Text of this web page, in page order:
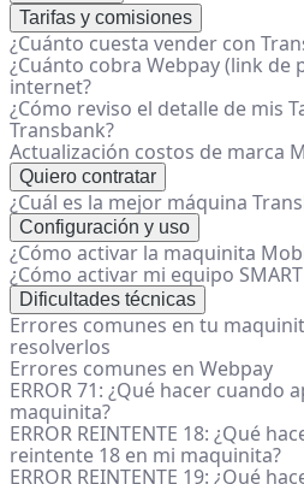
Tarifas y comisiones
¿Cuánto cuesta vender con
¿Cuánto cobra Webpay (link
internet?
¿Cómo reviso el detalle de mis
Transbank?
Actualización costos de marca
Quiero contratar
¿Cuál es la mejor máquina
Configuración y uso
¿Cómo activar la maquinita
¿Cómo activar mi equipo SMART
Dificultades técnicas
Errores comunes en tu
resolverlos
Errores comunes en Webpay
ERROR 71: ¿Qué hacer cuando
maquinita?
ERROR REINTENTE 18: ¿Qué
reintente 18 en mi maquinita?
ERROR REINTENTE 19: ¿Qué